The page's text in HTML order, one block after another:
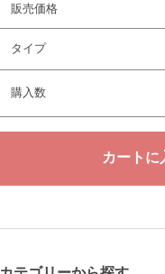
販売価格
タイプ
購入数